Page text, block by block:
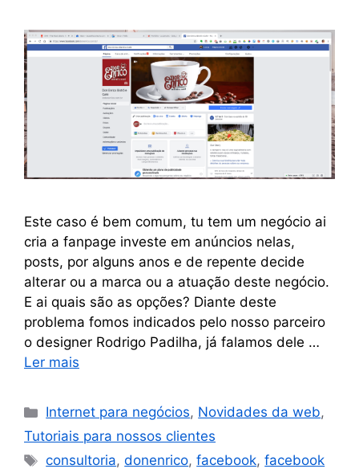
Este caso é bem comum, tu tem um negócio ai
cria a fanpage investe em anúncios nelas,
posts, por alguns anos e de repente decide
alterar ou a marca ou a atuação deste negócio.
E ai quais são as opções? Diante deste
problema fomos indicados pelo nosso parceiro
o designer Rodrigo Padilha, já falamos dele …
Ler mais
Internet para negócios, Novidades da web,
Tutoriais para nossos clientes
consultoria,donenrico,facebook,facebook